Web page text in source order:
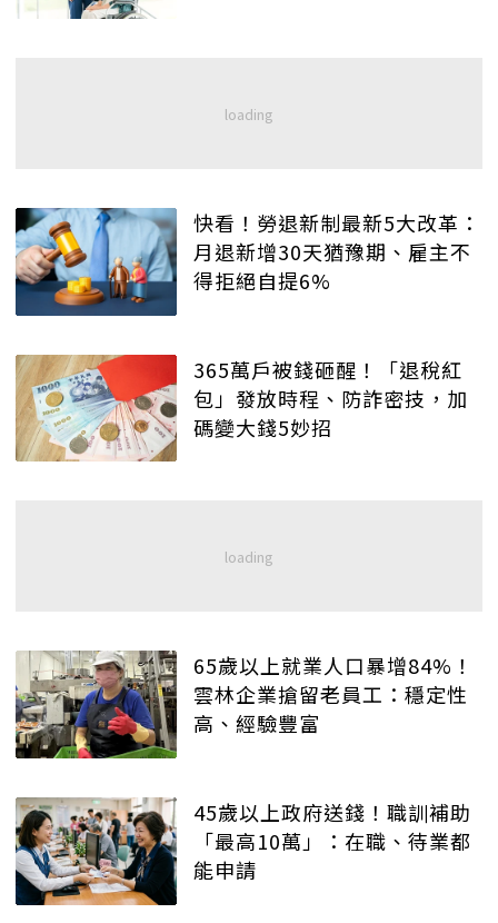
快看！勞退新制最新5大改革：
月退新增30天猶豫期、雇主不
得拒絕自提6%
365萬戶被錢砸醒！「退稅紅
包」發放時程、防詐密技，加
碼變大錢5妙招
65歲以上就業人口暴增84%！
雲林企業搶留老員工：穩定性
高、經驗豐富
45歲以上政府送錢！職訓補助
「最高10萬」：在職、待業都
能申請